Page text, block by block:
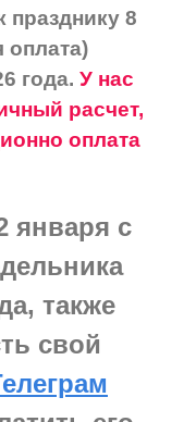
празднику 8
оплата)
года. У нас
расчет,
оплата
января с
также
свой